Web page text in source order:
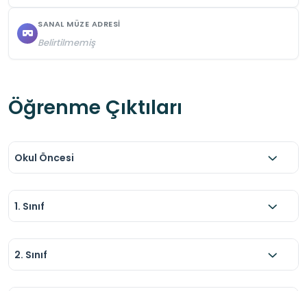
SANAL MÜZE ADRESI
Belirtilmemiş
Öğrenme Çıktıları
Okul Öncesi
1. Sınıf
2. Sınıf